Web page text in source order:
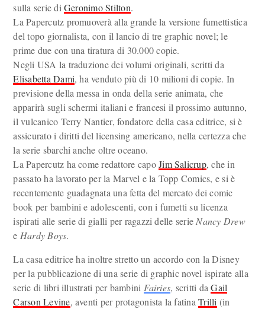
sulla serie diGeronimo Stilton.
La Papercutz promuoverà alla grande la versione fumettistica
del topo giornalista, con il lancio di tre graphic novel; le
prime due con una tiratura di 30.000 copie.
Negli USA la traduzione dei volumi originali, scritti da
Elisabetta Dami, ha venduto più di 10 milioni di copie. In
previsione della messa in onda della serie animata, che
apparirà sugli schermi italiani e francesi il prossimo autunno,
il vulcanico Terry Nantier, fondatore della casa editrice, si è
assicurato i diritti del licensing americano, nella certezza che
la serie sbarchi anche oltre oceano.
La Papercutz ha come redattore capoJim Salicrup, che in
passato ha lavorato per la Marvel e la Topp Comics, e si è
recentemente guadagnata una fetta del mercato dei comic
book per bambini e adolescenti, con i fumetti su licenza
ispirati alle serie di gialli per ragazzi delle serie Nancy Drew
e Hardy Boys.
La casa editrice ha inoltre stretto un accordo con la Disney
per la pubblicazione di una serie di graphic novel ispirate alla
serie di libri illustrati per bambini Fairies, scritti daGail
Carson Levine, aventi per protagonista la fatinaTrilli (in